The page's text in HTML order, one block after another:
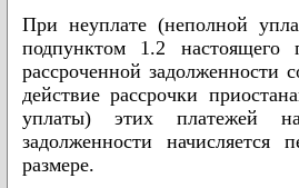
При неуплате (неполной
подпунктом 1.2
рассроченной задолженности
действие рассрочки
уплаты) этих платежей
задолженности начисляется
размере.